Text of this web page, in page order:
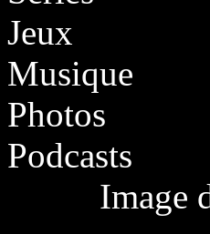
Jeux
Musique
Photos
Podcasts
Image